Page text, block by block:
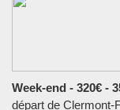
Week-end - 320€ -
départ de Clermont-